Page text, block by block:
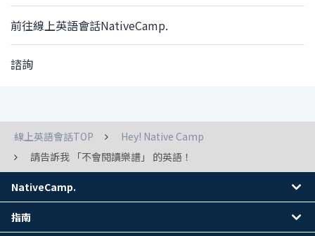
前往線上英語會話NativeCamp.
諮詢
線上英語會話TOP
Hey! Native Camp
請告訴我 「不會閱讀樂譜」 的英語！
NativeCamp.
指南